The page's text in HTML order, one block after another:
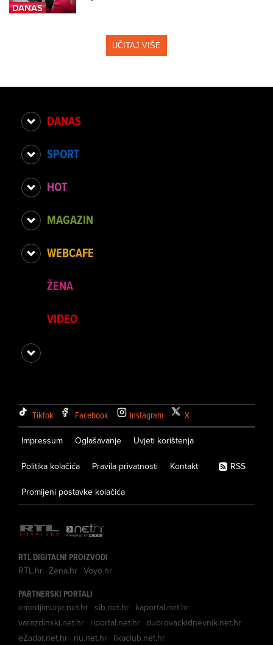
UČITAJ VIŠE
DANAS
SPORT
HOT
MAGAZIN
WEBCAFE
ŽENA
VIDEO
Tiktok Facebook Instagram X
Impressum Oglašavanje Uvjeti korištenja
Politika kolačića Pravila privatnosti Kontakt
Promijeni postavke kolačića
RSS
RTL DIGITALNI PROIZVODI
RTL.hr Zena.hr Voyo.hr
PARTNERSKI PORTALI
emedjimurje.net.hr sib.net.hr kaportal.net.hr
varazdinski.net.hr riportal.net.hr dubrovackidnevnik.net.hr
eZadar.net.hr nu.net.hr likaclub.net.hr